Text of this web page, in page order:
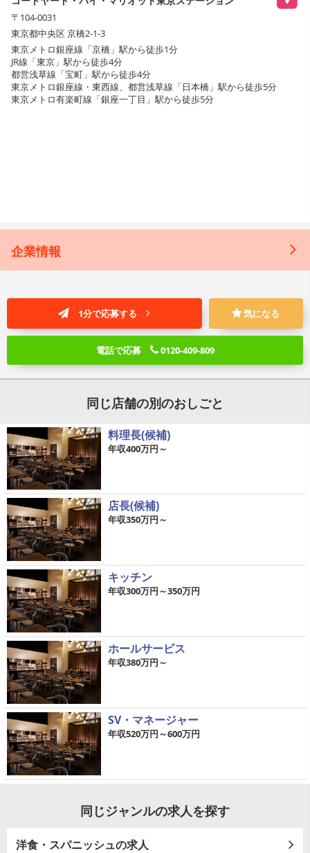
〒104-0031
東京都中央区 京橋2-1-3
東京メトロ銀座線「京橋」駅から徒歩1分
JR線「東京」駅から徒歩4分
都営浅草線「宝町」駅から徒歩4分
東京メトロ銀座線・東西線、都営浅草線「日本橋」駅から徒歩5分
東京メトロ有楽町線「銀座一丁目」駅から徒歩5分
企業情報
1分で応募する 気になる
電話で応募 0120-409-809
同じ店舗の別のおしごと
料理長(候補)
年収400万円～
店長(候補)
年収350万円～
キッチン
年収300万円～350万円
ホールサービス
年収380万円～
SV・マネージャー
年収520万円～600万円
同じジャンルの求人を探す
洋食・スパニッシュの求人